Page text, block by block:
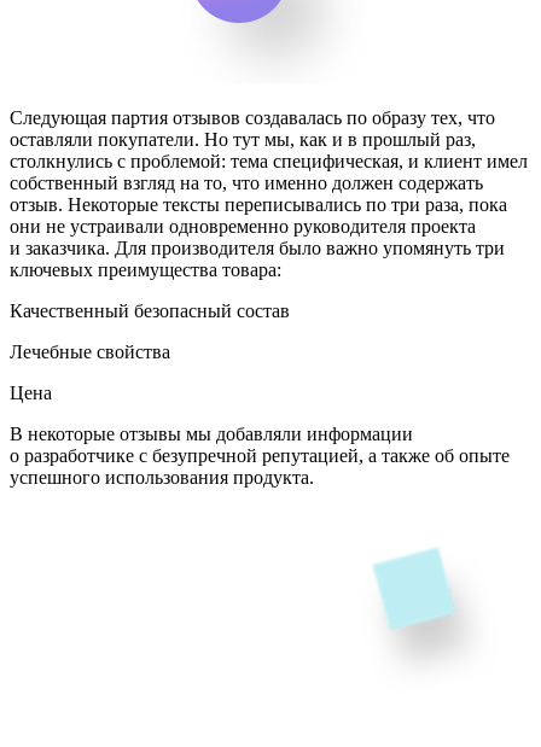
Следующая партия отзывов создавалась по образу тех, что
оставляли покупатели. Но тут мы, как и в прошлый раз,
столкнулись с проблемой: тема специфическая, и клиент имел
собственный взгляд на то, что именно должен содержать
отзыв. Некоторые тексты переписывались по три раза, пока
они не устраивали одновременно руководителя проекта
и заказчика. Для производителя было важно упомянуть три
ключевых преимущества товара:
Качественный безопасный состав
Лечебные свойства
Цена
В некоторые отзывы мы добавляли информации
о разработчике с безупречной репутацией, а также об опыте
успешного использования продукта.